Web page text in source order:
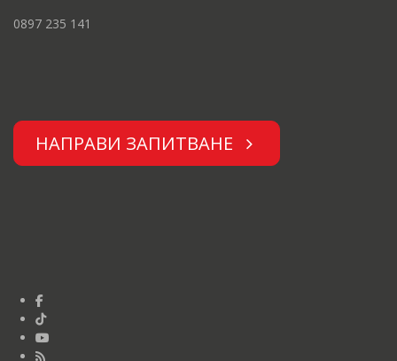
0897 235 141
НАПРАВИ ЗАПИТВАНЕ